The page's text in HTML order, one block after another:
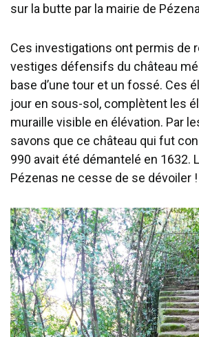
sur la butte par la mairie de
Ces investigations ont permis de
vestiges défensifs du château
base d’une tour et un fossé. Ces
jour en sous-sol, complètent les
muraille visible en élévation. Par
savons que ce château qui fut
990 avait été démantelé en 1632.
Pézenas ne cesse de se dévoiler !